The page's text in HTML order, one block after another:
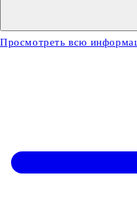
Просмотреть всю